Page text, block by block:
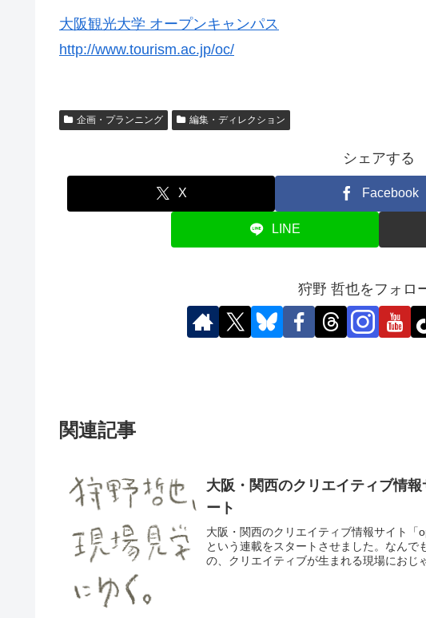
大阪観光大学 オープンキャンパス
http://www.tourism.ac.jp/oc/
企画・プランニング 編集・ディレクション
シェアする
X Facebook
LINE
狩野 哲也をフォロ
関連記事
大阪・関西のクリエイティブ情
ート
大阪・関西のクリエイティブ情報サイト「
という連載をスタートさせました。なん
の、クリエイティブが生まれる現場におじ